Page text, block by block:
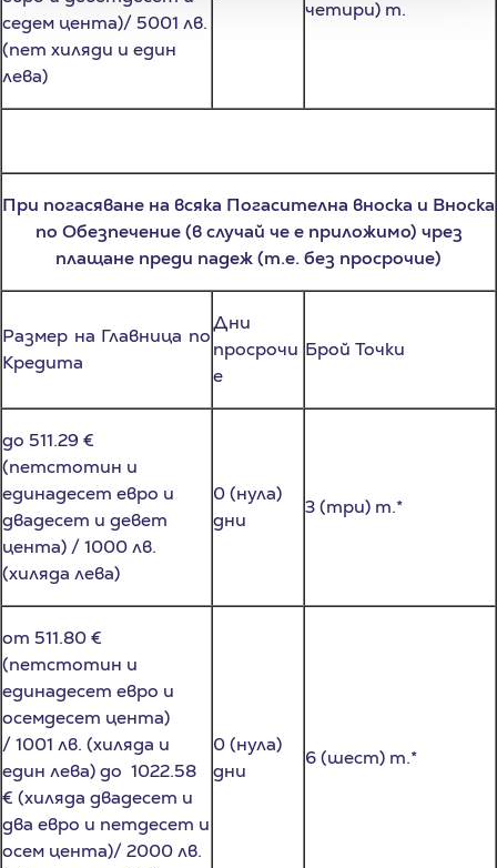
(пет хиляди и един
лева)
При погасяване на всяка Погасителна вноска и Вноска
по Обезпечение (в случай че е приложимо) чрез
плащане преди падеж (т.е. без просрочие)
Кредита
Дни
просрочи
до 511.29 €
(петстотин и
единадесет евро и
двадесет и девет
цента) / 1000 лв.
(хиляда лева)
дни
от 511.80 €
(петстотин и
единадесет евро и
осемдесет цента)
/ 1001 лв. (хиляда и
един лева) до 1022.58
€ (хиляда двадесет и
два евро и петдесет и
осем цента)/ 2000 лв.
(две хиляди лева)
дни